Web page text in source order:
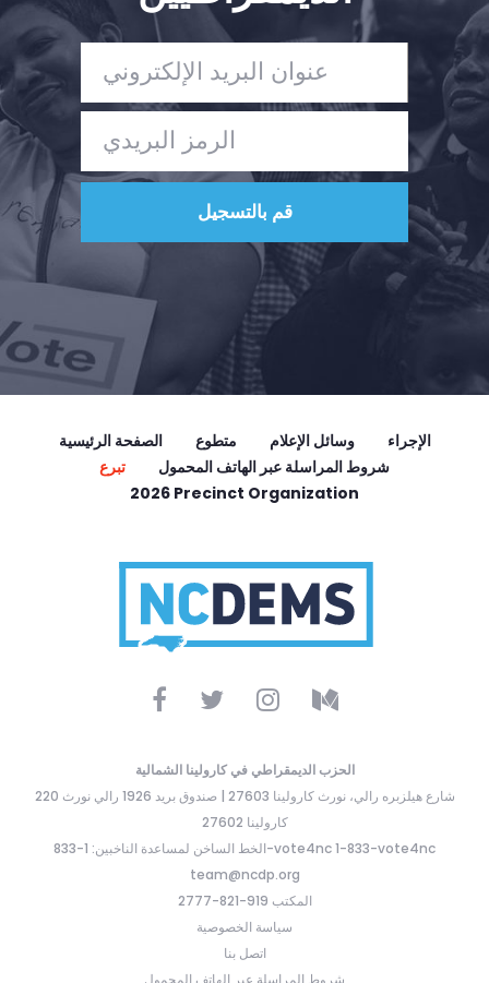
تبرع
الصفحة الرئيسية متطوع وسائل الإعلام
الإجراء
تبرع
شروط المراسلة عبر الهاتف المحمول
2026 Precinct Organization
الحزب الديمقراطي في كارولينا الشمالية
220 شارع هيلزبره رالي، نورث كارولينا 27603 | صندوق بريد 1926 رالي نورث
كارولينا 27602
الخط الساخن لمساعدة الناخبين: 1-833-vote4nc 1-833-vote4nc
team@ncdp.org
المكتب 919-821-2777
سياسة الخصوصية
اتصل بنا
شروط المراسلة عبر الهاتف المحمول